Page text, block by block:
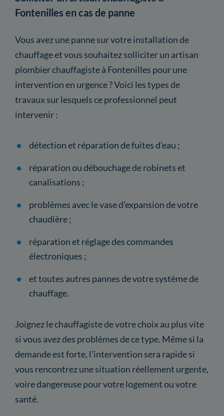
Fontenilles en cas de panne
Vous avez une panne sur votre installation de
chauffage et vous souhaitez solliciter un artisan
plombier chauffagiste à Fontenilles pour une
intervention en urgence ? Voici les types de
travaux sur lesquels ce professionnel peut
intervenir :
détection et réparation de fuites d'eau ;
réparation ou débouchage de robinets et
canalisations ;
problèmes avec le vase d'expansion de votre
chaudière ;
réparation et réglage des commandes
électroniques ;
et toutes autres pannes de votre système de
chauffage.
Joignez le chauffagiste de votre choix au plus vite
si vous avez des problèmes de ce type. Même si la
demande est forte, l'intervention sera rapide si
vous rencontrez une situation réellement urgente,
voire dangereuse pour votre logement ou votre
santé.